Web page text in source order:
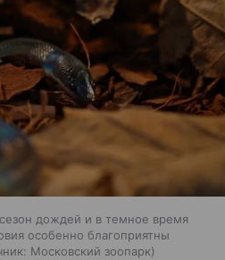
дождей и в темное время
особенно благоприятны
Московский зоопарк